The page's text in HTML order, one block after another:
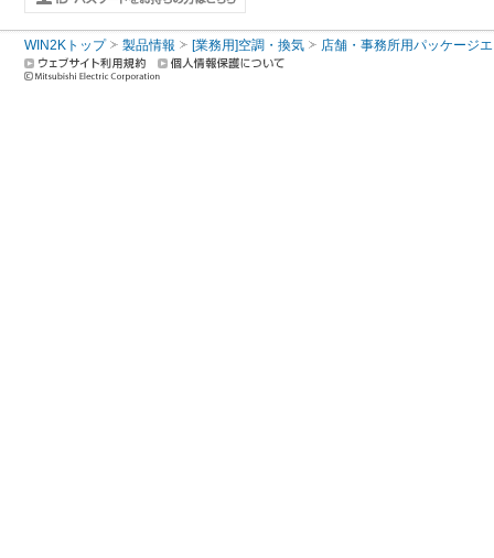
WIN2Kトップ 製品情報 [業務用]空調・換気 店舗・事務所用パッケージ